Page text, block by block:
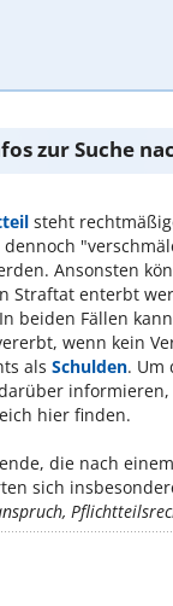
zur Suche
steht
Ansonsten
Straftat enterbt
beiden Fällen
wenn kein
als Schulden. Um
informieren,
hier finden.
die nach
sich